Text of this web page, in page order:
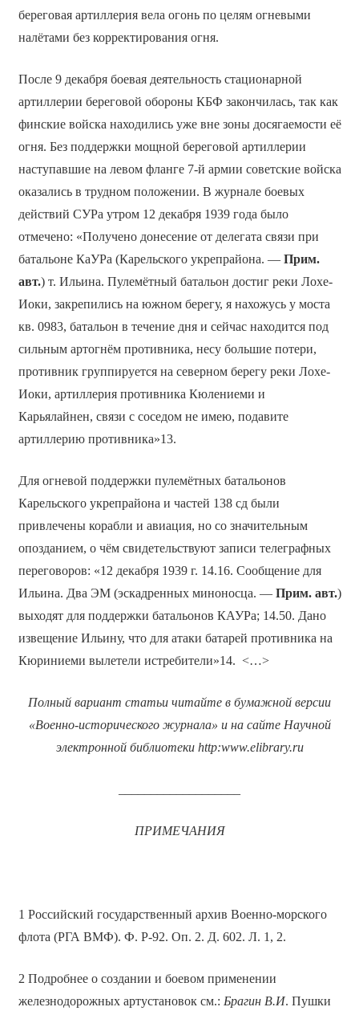
береговая артиллерия вела огонь по целям огневыми
налётами без корректирования огня.
После 9 декабря боевая деятельность стационарной
артиллерии береговой обороны КБФ закончилась, так как
финские войска находились уже вне зоны досягаемости её
огня. Без поддержки мощной береговой артиллерии
наступавшие на левом фланге 7-й армии советские войска
оказались в трудном положении. В журнале боевых
действий СУРа утром 12 декабря 1939 года было
отмечено: «Получено донесение от делегата связи при
батальоне КаУРа (Карельского укрепрайона. — Прим.
авт.) т. Ильина. Пулемётный батальон достиг реки Лохе-
Иоки, закрепились на южном берегу, я нахожусь у моста
кв. 0983, батальон в течение дня и сейчас находится под
сильным артогнём противника, несу большие потери,
противник группируется на северном берегу реки Лохе-
Иоки, артиллерия противника Кюлениеми и
Карьялайнен, связи с соседом не имею, подавите
артиллерию противника»13.
Для огневой поддержки пулемётных батальонов
Карельского укрепрайона и частей 138 сд были
привлечены корабли и авиация, но со значительным
опозданием, о чём свидетельствуют записи телеграфных
переговоров: «12 декабря 1939 г. 14.16. Сообщение для
Ильина. Два ЭМ (эскадренных миноносца. — Прим. авт.)
выходят для поддержки батальонов КАУРа; 14.50. Дано
извещение Ильину, что для атаки батарей противника на
Кюриниеми вылетели истребители»14. <…>
Полный вариант статьи читайте в бумажной версии
«Военно-исторического журнала» и на сайте Научной
электронной библиотеки http:www.elibrary.ru
ПРИМЕЧАНИЯ
1 Российский государственный архив Военно-морского
флота (РГА ВМФ). Ф. Р-92. Оп. 2. Д. 602. Л. 1, 2.
2 Подробнее о создании и боевом применении
железнодорожных артустановок см.: Брагин В.И. Пушки